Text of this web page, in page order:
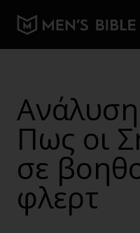
Πως οι
σε
φλερτ